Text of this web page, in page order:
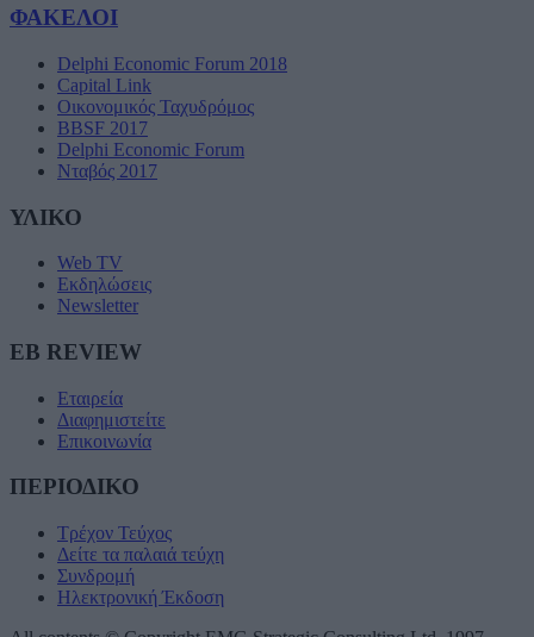
ΦΑΚΕΛΟΙ
Delphi Economic Forum 2018
Capital Link
Οικονομικός Ταχυδρόμος
BBSF 2017
Delphi Economic Forum
Νταβός 2017
ΥΛΙΚΟ
Web TV
Εκδηλώσεις
Newsletter
EB REVIEW
Εταιρεία
Διαφημιστείτε
Επικοινωνία
ΠΕΡΙΟΔΙΚΟ
Τρέχον Τεύχος
Δείτε τα παλαιά τεύχη
Συνδρομή
Ηλεκτρονική Έκδοση